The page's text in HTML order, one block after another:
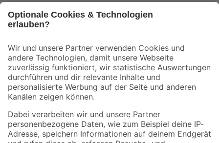
Der toom Newsletter: Keine Angebote und Aktionen mehr verpassen!
Zur Newsletter Anmeldung
Folge uns
Zahlungsarten Versandarten